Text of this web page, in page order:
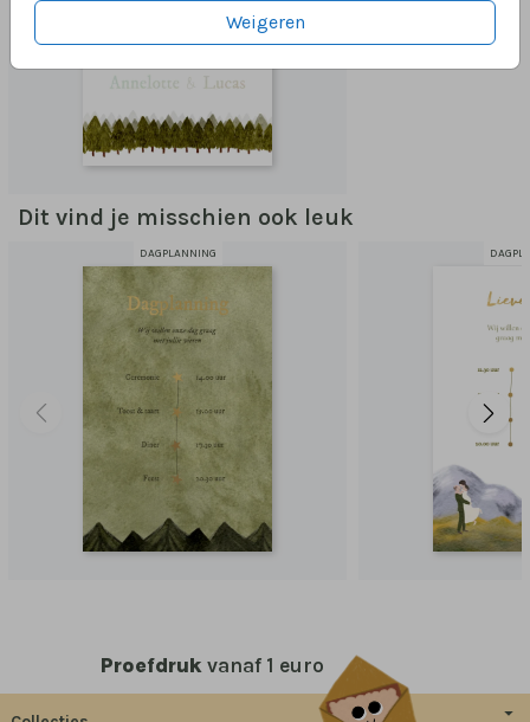
Weigeren
Dit vind je misschien ook leuk
DAGPLANNING
Proefdruk vanaf 1 euro